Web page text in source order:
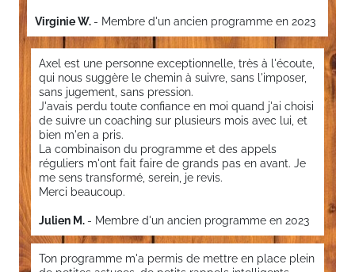
Virginie W. - Membre d'un ancien programme en 2023
Axel est une personne exceptionnelle, très à l'écoute,
qui nous suggère le chemin à suivre, sans l'imposer,
sans jugement, sans pression.
J'avais perdu toute confiance en moi quand j'ai choisi
de suivre un coaching sur plusieurs mois avec lui, et
bien m'en a pris.
La combinaison du programme et des appels
réguliers m'ont fait faire de grands pas en avant. Je
me sens transformé, serein, je revis.
Merci beaucoup.
Julien M. - Membre d'un ancien programme en 2023
Ton programme m'a permis de mettre en place plein